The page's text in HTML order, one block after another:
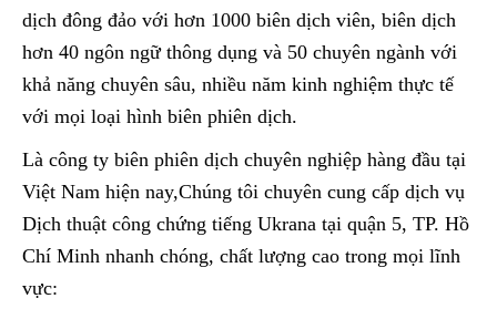
dịch đông đảo với hơn 1000 biên dịch viên, biên dịch
hơn 40 ngôn ngữ thông dụng và 50 chuyên ngành với
khả năng chuyên sâu, nhiều năm kinh nghiệm thực tế
với mọi loại hình biên phiên dịch.
Là công ty biên phiên dịch chuyên nghiệp hàng đầu tại
Việt Nam hiện nay,Chúng tôi chuyên cung cấp dịch vụ
Dịch thuật công chứng tiếng Ukrana tại quận 5, TP. Hồ
Chí Minh nhanh chóng, chất lượng cao trong mọi lĩnh
vực: